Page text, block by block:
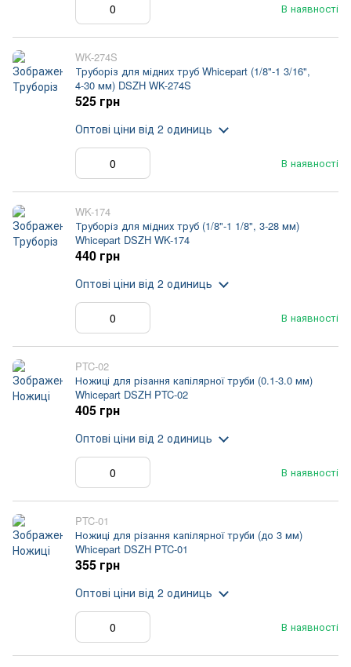
В наявності
WK-274S
Труборіз для мідних труб Whicepart (1/8"-1 3/16",
4-30 мм) DSZH WK-274S
В наявності
525 грн
Оптові ціни від 2 одиниць
WK-174
Труборіз для мідних труб (1/8"-1 1/8", 3-28 мм)
Whicepart DSZH WK-174
В наявності
440 грн
Оптові ціни від 2 одиниць
PTC-02
Ножиці для різання капілярної труби (0.1-3.0 мм)
Whicepart DSZH PTC-02
В наявності
405 грн
Оптові ціни від 2 одиниць
PTC-01
Ножиці для різання капілярної труби (до 3 мм)
Whicepart DSZH PTC-01
В наявності
355 грн
Оптові ціни від 2 одиниць